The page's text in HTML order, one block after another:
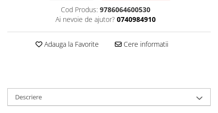
Sociologie si filozofieCod Produs: 9786064600530
Ai nevoie de ajutor? 0740984910
Adauga la Favorite Cere informatii
Descriere